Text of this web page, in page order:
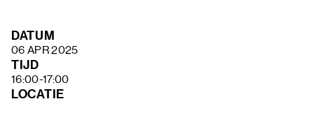
DATUM
06 APR 2025
TIJD
16:00-17:00
LOCATIE